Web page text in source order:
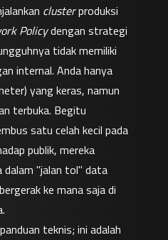
cluster produksi
Policy
tidak memiliki
internal. Anda hanya
yang keras, namun
terbuka. Begitu
satu celah kecil pada
publik, mereka
dalam "jalan tol" data
ke mana saja di
teknis; ini adalah